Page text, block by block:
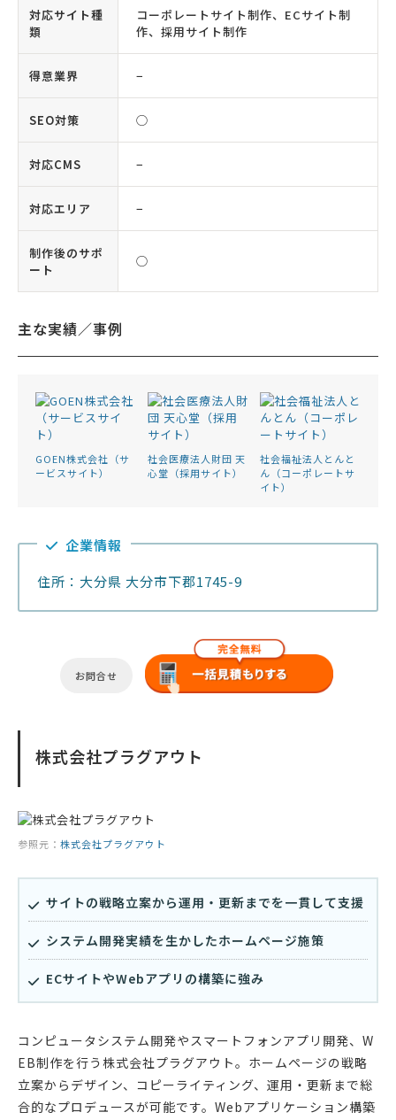
対応サイト種
類
コーポレートサイト制作、ECサイト制
作、採用サイト制作
得意業界 −
SEO対策 ◯
対応CMS −
対応エリア −
制作後のサポ
ート
◯
主な実績／事例
GOEN株式会社（サ
ービスサイト）
社会医療法人財団 天
心堂（採用サイト）
社会福祉法人とんと
ん（コーポレートサ
イト）
企業情報
住所：大分県 大分市下郡1745-9
お問合せ
株式会社プラグアウト
参照元： 株式会社プラグアウト
サイトの戦略立案から運用・更新までを一貫して支援
システム開発実績を生かしたホームページ施策
ECサイトやWebアプリの構築に強み
コンピュータシステム開発やスマートフォンアプリ開発、W
EB制作を行う株式会社プラグアウト。ホームページの戦略
立案からデザイン、コピーライティング、運用・更新まで総
合的なプロデュースが可能です。Webアプリケーション構築